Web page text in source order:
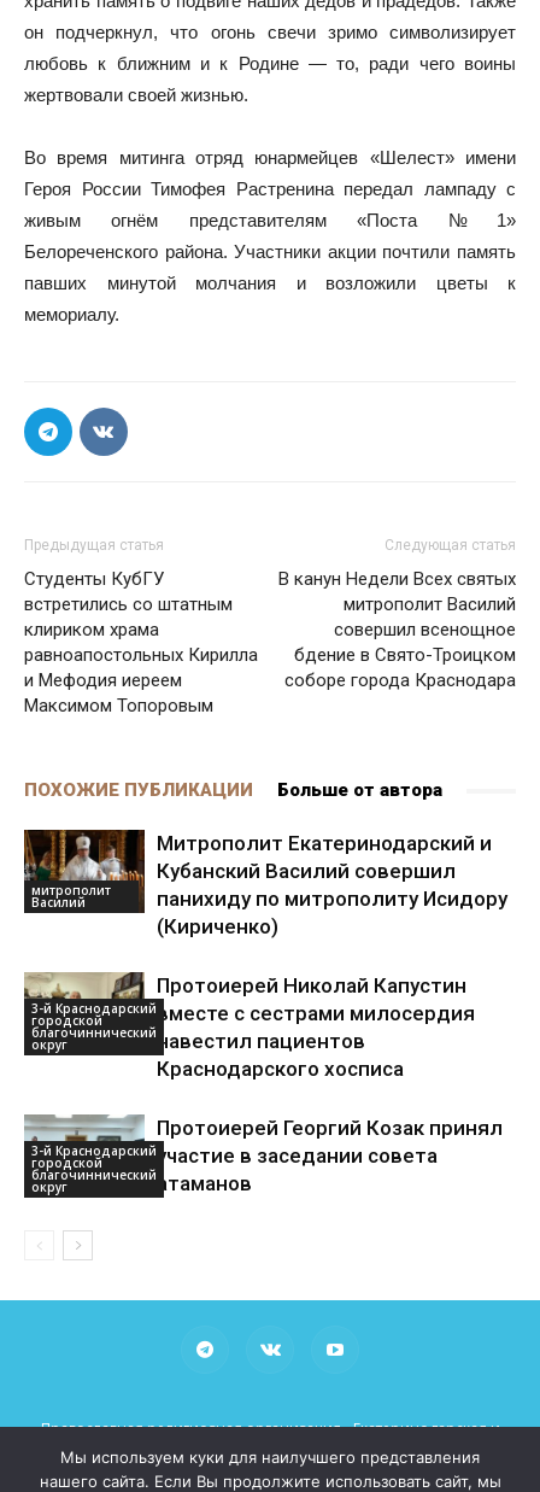
он подчеркнул, что огонь свечи зримо символизирует
любовь к ближним и к Родине — то, ради чего воины
жертвовали своей жизнью.
Во время митинга отряд юнармейцев «Шелест» имени
Героя России Тимофея Растренина передал лампаду с
живым огнём представителям «Поста № 1»
Белореченского района. Участники акции почтили память
павших минутой молчания и возложили цветы к
мемориалу.
Предыдущая статья
Студенты КубГУ
встретились со штатным
клириком храма
равноапостольных Кирилла
и Мефодия иереем
Максимом Топоровым
Следующая статья
В канун Недели Всех святых
митрополит Василий
совершил всенощное
бдение в Свято-Троицком
соборе города Краснодара
ПОХОЖИЕ ПУБЛИКАЦИИ Больше от автора
митрополит
Василий
Митрополит Екатеринодарский и
Кубанский Василий совершил
панихиду по митрополиту Исидору
(Кириченко)
3-й Краснодарский
городской
благочиннический
округ
Протоиерей Николай Капустин
вместе с сестрами милосердия
навестил пациентов
Краснодарского хосписа
3-й Краснодарский
городской
благочиннический
округ
Протоиерей Георгий Козак принял
участие в заседании совета
атаманов
Православная религиозная организация «Екатеринодарская и
Кубанская Епархия Русской Православной Церкви (Московский
Патриархат)»
Мы используем куки для наилучшего представления
нашего сайта. Если Вы продолжите использовать сайт, мы